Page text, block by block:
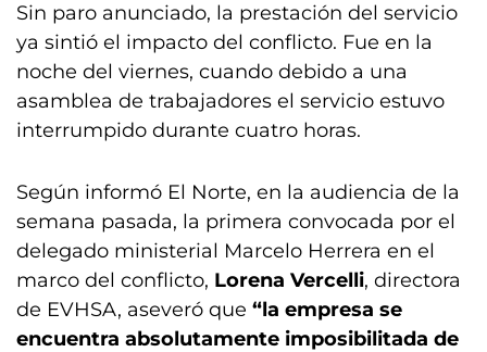
Sin paro anunciado, la prestación del servicio
ya sintió el impacto del conflicto. Fue en la
noche del viernes, cuando debido a una
asamblea de trabajadores el servicio estuvo
interrumpido durante cuatro horas.
Según informó El Norte, en la audiencia de la
semana pasada, la primera convocada por el
delegado ministerial Marcelo Herrera en el
marco del conflicto, Lorena Vercelli, directora
de EVHSA, aseveró que “la empresa se
encuentra absolutamente imposibilitada de